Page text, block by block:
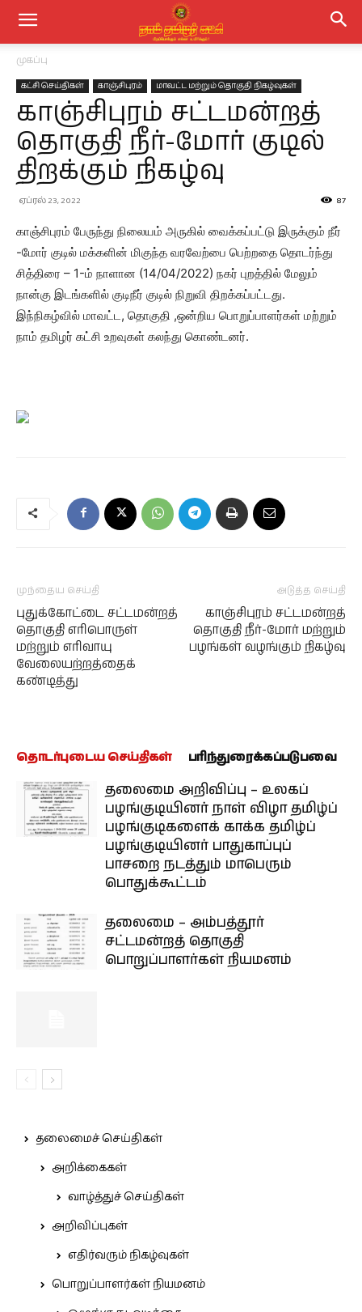
முகப்பு
கட்சி செய்திகள் காஞ்சிபுரம் மாவட்ட மற்றும் தொகுதி நிகழ்வுகள்
காஞ்சிபுரம் சட்டமன்றத்
தொகுதி நீர்-மோர் குடில்
திறக்கும் நிகழ்வு
ஏப்ரல் 23, 2022 87
காஞ்சிபுரம் பேருந்து நிலையம் அருகில் வைக்கப்பட்டு இருக்கும் நீர்
-மோர் குடில் மக்களின் மிகுந்த வரவேற்பை பெற்றதை தொடர்ந்து
சித்திரை – 1-ம் நாளான (14/04/2022) நகர் புறத்தில் மேலும்
நான்கு இடங்களில் குடிநீர் குடில் நிறுவி திறக்கப்பட்டது.
இந்நிகழ்வில் மாவட்ட, தொகுதி ,ஒன்றிய பொறுப்பாளர்கள் மற்றும்
நாம் தமிழர் கட்சி உறவுகள் கலந்து கொண்டனர்.
முந்தைய செய்தி
புதுக்கோட்டை சட்டமன்றத்
தொகுதி எரிபொருள்
மற்றும் எரிவாயு
வேலையற்றத்தைக்
கண்டித்து
அடுத்த செய்தி
காஞ்சிபுரம் சட்டமன்றத்
தொகுதி நீர்-மோர் மற்றும்
பழங்கள் வழங்கும் நிகழ்வு
தொடர்புடைய செய்திகள் பரிந்துரைக்கப்படுபவை
தலைமை அறிவிப்பு – உலகப்
பழங்குடியினர் நாள் விழா தமிழ்ப்
பழங்குடிகளைக் காக்க தமிழ்ப்
பழங்குடியினர் பாதுகாப்புப்
பாசறை நடத்தும் மாபெரும்
பொதுக்கூட்டம்
தலைமை – அம்பத்தூர்
சட்டமன்றத் தொகுதி
பொறுப்பாளர்கள் நியமனம்
தலைமைச் செய்திகள்
அறிக்கைகள்
வாழ்த்துச் செய்திகள்
அறிவிப்புகள்
எதிர்வரும் நிகழ்வுகள்
பொறுப்பாளர்கள் நியமனம்